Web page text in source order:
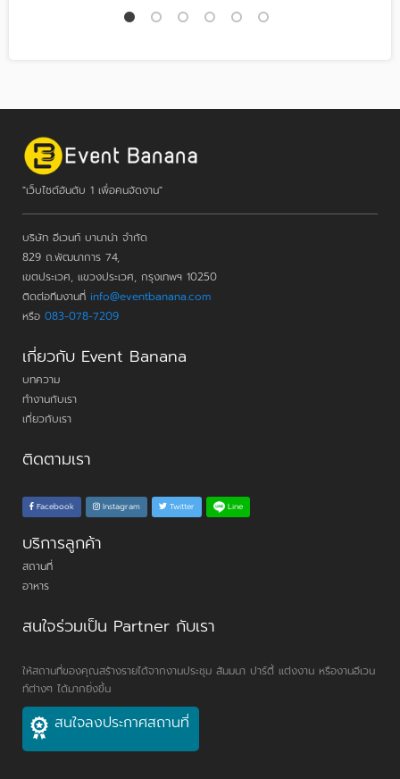
"เว็บไซต์อันดับ 1 เพื่อคนจัดงาน"
บริษัท อีเวนท์ บานาน่า จำกัด
829 ถ.พัฒนาการ 74,
เขตประเวศ, แขวงประเวศ, กรุงเทพฯ 10250
ติดต่อทีมงานที่ info@eventbanana.com
หรือ 083-078-7209
เกี่ยวกับ Event Banana
บทความ
ทำงานกับเรา
เกี่ยวกับเรา
ติดตามเรา
Facebook Instagram Twitter Line
บริการลูกค้า
สถานที่
อาหาร
สนใจร่วมเป็น Partner กับเรา
ให้สถานที่ของคุณสร้างรายได้จากงานประชุม สัมมนา ปาร์ตี้ แต่งงาน หรืองานอีเวน
ท์ต่างๆ ได้มากยิ่งขึ้น
สนใจลงประกาศสถานที่